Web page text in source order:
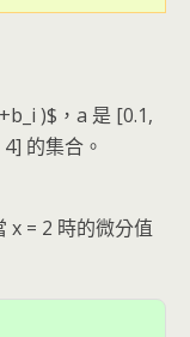
)$，a 是 [0.1,
的集合。
x = 2 時的微分值